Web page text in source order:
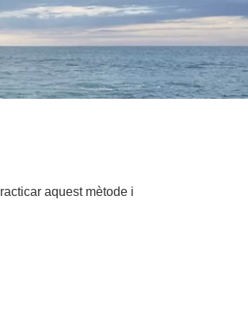
aquest mètode i